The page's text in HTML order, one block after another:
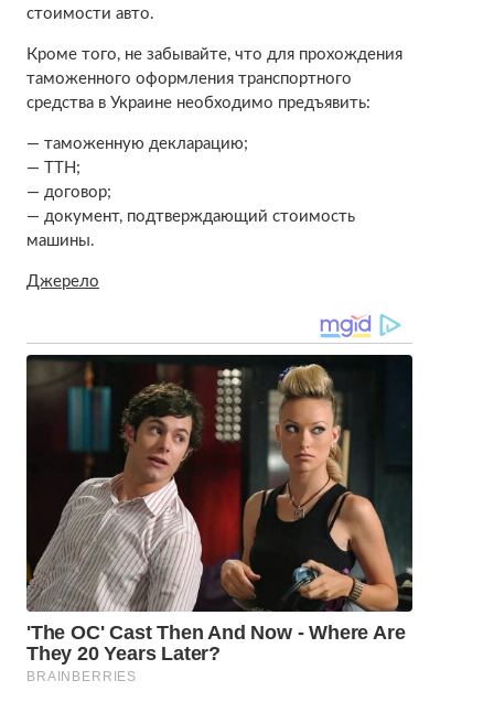
стоимости авто.
Кроме того, не забывайте, что для прохождения
таможенного оформления транспортного
средства в Украине необходимо предъявить:
— таможенную декларацию;
— ТТН;
— договор;
— документ, подтверждающий стоимость
машины.
Джерело